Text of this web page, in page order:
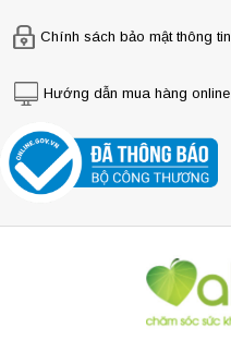
Chính sách bảo mật thông tin
Hướng dẫn mua hàng online